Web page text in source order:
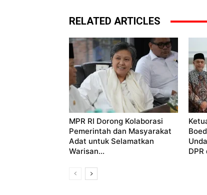
RELATED ARTICLES
MPR RI Dorong Kolaborasi
Pemerintah dan Masyarakat
Adat untuk Selamatkan
Warisan...
DPR